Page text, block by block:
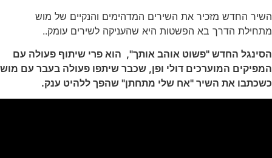
השיר החדש מזכיר את השירים המדהימים והנקיים של מוש
מתחילת הדרך בא הפשטות היא שהעניקה לשירים עומק..
הסינגל החדש "פשוט אוהב אותך", הוא פרי שיתוף פעולה עם
המפיקים המוערכים דולי ופן, שכבר שיתפו פעולה בעבר עם מוש
כשכתבו את השיר "אח שלי מתחתן" שהפך ללהיט ענק.